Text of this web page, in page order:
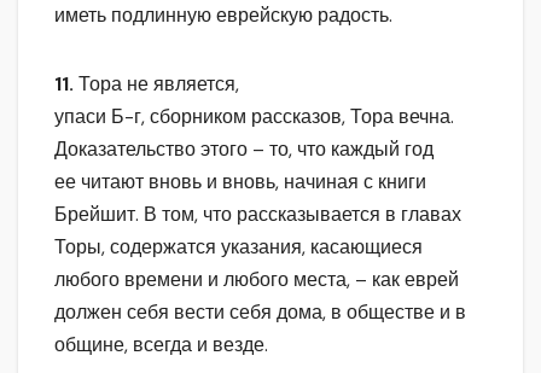
иметь подлинную еврейскую радость.
11. Тора не является,
упаси Б-г, сборником рассказов, Тора вечна.
Доказательство этого – то, что каждый год
ее читают вновь и вновь, начиная с книги
Брейшит. В том, что рассказывается в главах
Торы, содержатся указания, касающиеся
любого времени и любого места, – как еврей
должен себя вести себя дома, в обществе и в
общине, всегда и везде.